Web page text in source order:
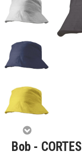
Bob - CORTES